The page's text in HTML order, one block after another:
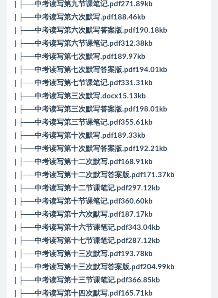
| ├──中考读写第九节课笔记.pdf271.89kb
| ├──中考读写第六次默写.pdf188.46kb
| ├──中考读写第六次默写答案版.pdf190.18kb
| ├──中考读写第六节课笔记.pdf312.38kb
| ├──中考读写第七次默写.pdf189.97kb
| ├──中考读写第七次默写答案版.pdf194.01kb
| ├──中考读写第七节课笔记.pdf331.31kb
| ├──中考读写第三次默写.docx15.13kb
| ├──中考读写第三次默写答案版.pdf198.01kb
| ├──中考读写第三节课笔记.pdf355.61kb
| ├──中考读写第十次默写.pdf189.33kb
| ├──中考读写第十次默写答案版.pdf192.21kb
| ├──中考读写第十二次默写.pdf168.91kb
| ├──中考读写第十二次默写答案版.pdf171.37kb
| ├──中考读写第十二节课笔记.pdf297.12kb
| ├──中考读写第十节课笔记.pdf360.60kb
| ├──中考读写第十六次默写.pdf187.17kb
| ├──中考读写第十六节课笔记.pdf343.04kb
| ├──中考读写第十七节课笔记.pdf287.12kb
| ├──中考读写第十三次默写.pdf193.78kb
| ├──中考读写第十三次默写答案版.pdf204.99kb
| ├──中考读写第十三节课笔记.pdf366.85kb
| ├──中考读写第十四次默写.pdf165.71kb